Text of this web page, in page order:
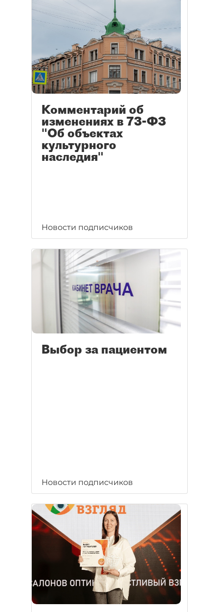
Комментарий об
изменениях в 73-ФЗ
"Об объектах
культурного
наследия"
Новости подписчиков
Выбор за пациентом
Новости подписчиков